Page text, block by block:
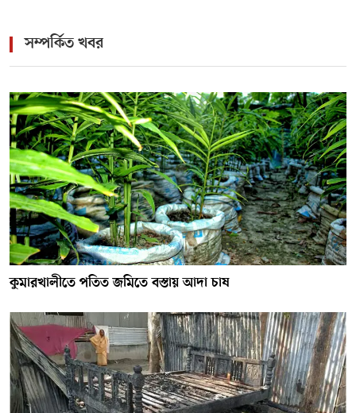
সম্পর্কিত খবর
কুমারখালীতে পতিত জমিতে বস্তায় আদা চাষ